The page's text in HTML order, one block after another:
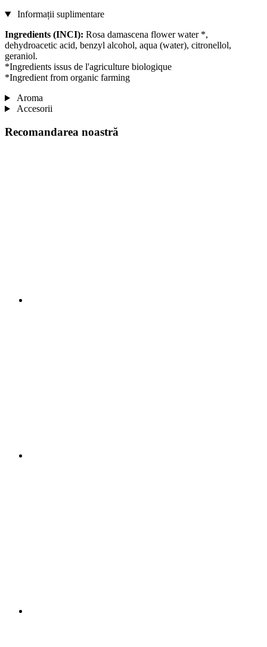
Informații suplimentare
Ingredients (INCI): Rosa damascena flower water *,
dehydroacetic acid, benzyl alcohol, aqua (water), citronellol,
geraniol.
*Ingredients issus de l'agriculture biologique
*Ingredient from organic farming
Aroma
Accesorii
Recomandarea noastră